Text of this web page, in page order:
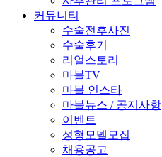
커뮤니티
수술전후사진
수술후기
리얼스토리
마블TV
마블 인스타
마블뉴스 / 공지사항
이벤트
성형모델모집
채용공고